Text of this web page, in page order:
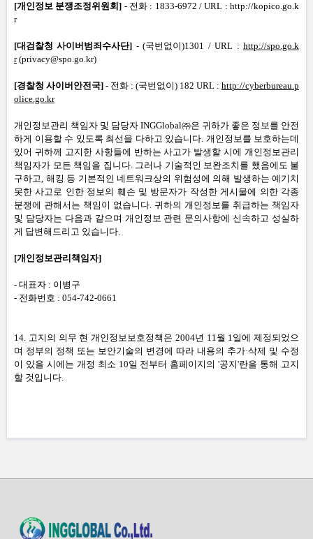
[개인정보 분쟁조정위원회] - 전화 : 1833-6972 / URL :http://kopico.go.k
r
[대검찰청 사이버범죄수사단] - (국번없이)1301 / URL :http://spo.go.k
r(privacy@spo.go.kr)
[경찰청 사이버안전국] - 전화 : (국번없이) 182 URL : http://cyberbureau.p
olice.go.kr
개인정보관리 책임자 및 담당자 INGGlobal㈜은 귀하가 좋은 정보를 안전
하게 이용할 수 있도록 최선을 다하고 있습니다. 개인정보를 보호하는데
있어 귀하께 고지한 사항들에 반하는 사고가 발생할 시에 개인정보관리
책임자가 모든 책임을 집니다. 그러나 기술적인 보완조치를 했음에도 불
구하고, 해킹 등 기본적인 네트워크상의 위험성에 의해 발생하는 예기치
못한 사고로 인한 정보의 훼손 및 방문자가 작성한 게시물에 의한 각종
분쟁에 관해서는 책임이 없습니다. 귀하의 개인정보를 취급하는 책임자
및 담당자는 다음과 같으며 개인정보 관련 문의사항에 신속하고 성실하
게 답변해드리고 있습니다.
[개인정보관리책임자]
- 대표자 : 이병구
- 전화번호 : 054-742-0661
14. 고지의 의무 현 개인정보보호정책은 2004년 11월 1일에 제정되었으
며 정부의 정책 또는 보안기술의 변경에 따라 내용의 추가·삭제 및 수정
이 있을 시에는 개정 최소 10일 전부터 홈페이지의 '공지'란을 통해 고지
할 것입니다.